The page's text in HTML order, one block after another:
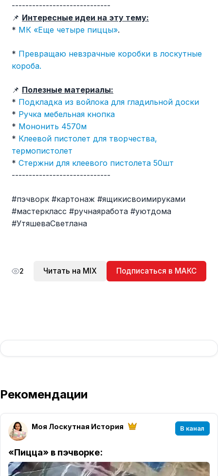
-----------------------------
📌 Интересные идеи на эту тему:
* МК «Еще четыре пиццы».
* Превращаю невзрачные коробки в лоскутные
короба.
📌 Полезные материалы:
* Подкладка из войлока для гладильной доски
* Ручка мебельная кнопка
* Мононить 4570м
* Клеевой пистолет для творчества,
термопистолет
* Стержни для клеевого пистолета 50шт
-----------------------------
#пэчворк #картонаж #ящикисвоимируками
#мастеркласс #ручнаяработа #уютдома
#УтяшеваСветлана
2 Читать на MIX Подписаться в МАКС
Рекомендации
Моя Лоскутная История В канал
«Пицца» в пэчворке: